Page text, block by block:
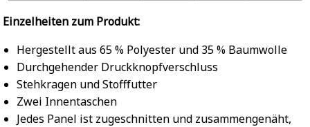
Einzelheiten zum Produkt:
Hergestellt aus 65 % Polyester und 35 % Baumwolle
Durchgehender Druckknopfverschluss
Stehkragen und Stofffutter
Zwei Innentaschen
Jedes Panel ist zugeschnitten und zusammengenäht,